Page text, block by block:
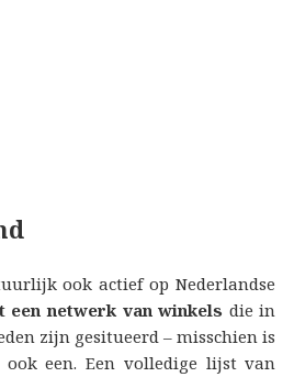
ook actief op Nederlandse
een netwerk van winkels die in
zijn gesitueerd – misschien is
een. Een volledige lijst van